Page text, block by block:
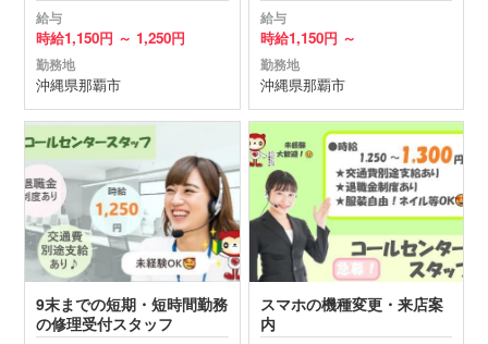
給与
時給1,150円 ～ 1,250円
勤務地
沖縄県那覇市
給与
時給1,150円 ～
勤務地
沖縄県那覇市
9末までの短期・短時間勤務
の修理受付スタッフ
スマホの機種変更・来店案
内